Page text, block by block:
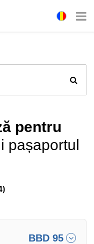
pentru
pașaportul
BBD 95